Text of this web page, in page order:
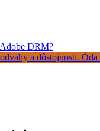
DRM?